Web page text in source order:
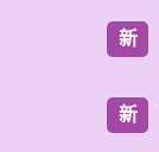
新
新